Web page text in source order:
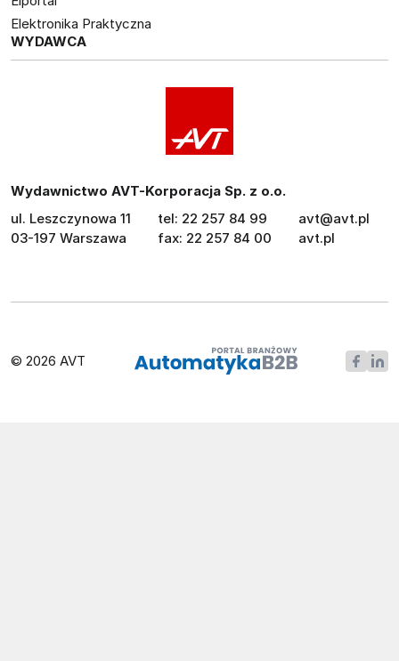
Elektronika Praktyczna
WYDAWCA
Wydawnictwo AVT-Korporacja Sp. z o.o.
ul. Leszczynowa 11
03-197 Warszawa
tel: 22 257 84 99
fax: 22 257 84 00
avt@avt.pl
avt.pl
© 2026 AVT